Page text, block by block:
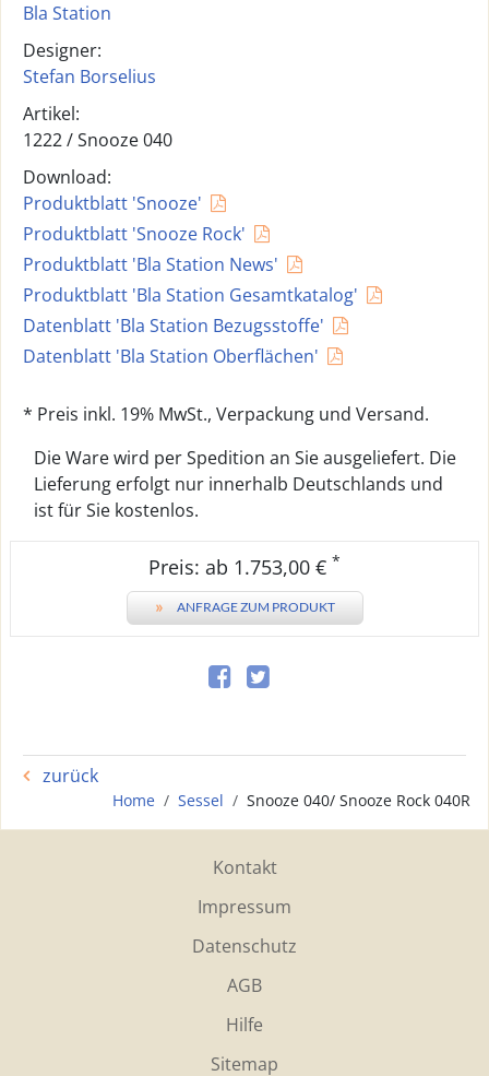
Bla Station
Designer:
Stefan Borselius
Artikel:
1222 /Snooze 040
Download:
Produktblatt 'Snooze'
Produktblatt 'Snooze Rock'
Produktblatt 'Bla Station News'
Produktblatt 'Bla Station Gesamtkatalog'
Datenblatt 'Bla Station Bezugsstoffe'
Datenblatt 'Bla Station Oberflächen'
* Preis inkl. 19% MwSt., Verpackung und Versand.
Die Ware wird per Spedition an Sie ausgeliefert. Die
Lieferung erfolgt nur innerhalb Deutschlands und
ist für Sie kostenlos.
Preis: ab 1.753,00 € *
» ANFRAGE ZUM PRODUKT
zurück
Home Sessel Snooze 040/ Snooze Rock 040R
Kontakt
Impressum
Datenschutz
AGB
Hilfe
Sitemap